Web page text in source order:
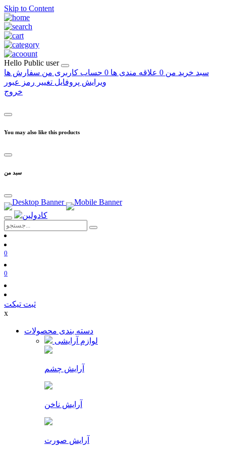
Skip to Content
Hello Public user
سبد خرید من 0 علاقه مندی ها 0 حساب کاربری من سفارش ها
ویرایش پروفایل تغییر رمز عبور
خروج
You may also like this products
سبد من
0
0
ثبت تیکت
x
دسته بندی محصولات
لوازم آرایشی
آرایش چشم
آرایش ناخن
آرایش صورت